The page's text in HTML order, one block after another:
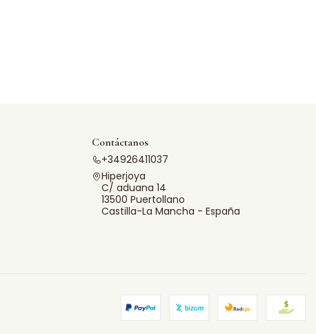
Contáctanos
+34926411037
Hiperjoya
C/ aduana 14
13500 Puertollano
Castilla-La Mancha - España